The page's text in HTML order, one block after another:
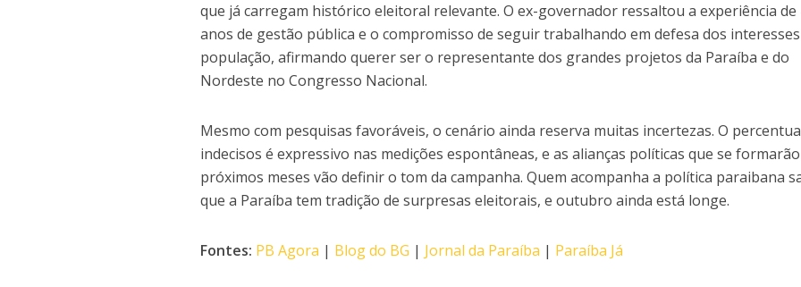
que já carregam histórico eleitoral relevante. O ex-governador ressaltou a experiência de
anos de gestão pública e o compromisso de seguir trabalhando em defesa dos
população, afirmando querer ser o representante dos grandes projetos da Paraíba e do
Nordeste no Congresso Nacional.
Mesmo com pesquisas favoráveis, o cenário ainda reserva muitas incertezas. O
indecisos é expressivo nas medições espontâneas, e as alianças políticas que se
próximos meses vão definir o tom da campanha. Quem acompanha a política paraibana
que a Paraíba tem tradição de surpresas eleitorais, e outubro ainda está longe.
Fontes: PB Agora | Blog do BG | Jornal da Paraíba | Paraíba Já